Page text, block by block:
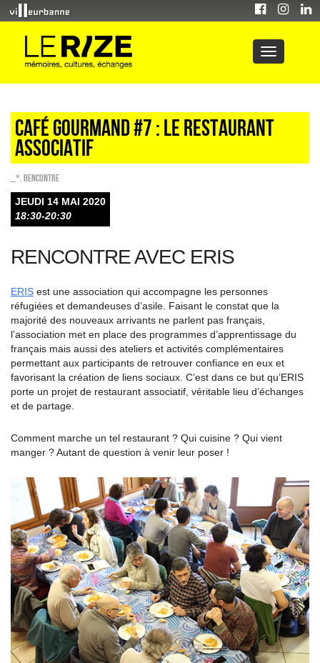
Café gourmand #7 : Le restaurant
associatif
_* Rencontre
JEUDI 14 MAI 2020
18:30-20:30
RENCONTRE AVEC ERIS
ERIS est une association qui accompagne les personnes
réfugiées et demandeuses d’asile. Faisant le constat que la
majorité des nouveaux arrivants ne parlent pas français,
l’association met en place des programmes d’apprentissage du
français mais aussi des ateliers et activités complémentaires
permettant aux participants de retrouver confiance en eux et
favorisant la création de liens sociaux. C’est dans ce but qu’ERIS
porte un projet de restaurant associatif, véritable lieu d’échanges
et de partage.
Comment marche un tel restaurant ? Qui cuisine ? Qui vient
manger ? Autant de question à venir leur poser !